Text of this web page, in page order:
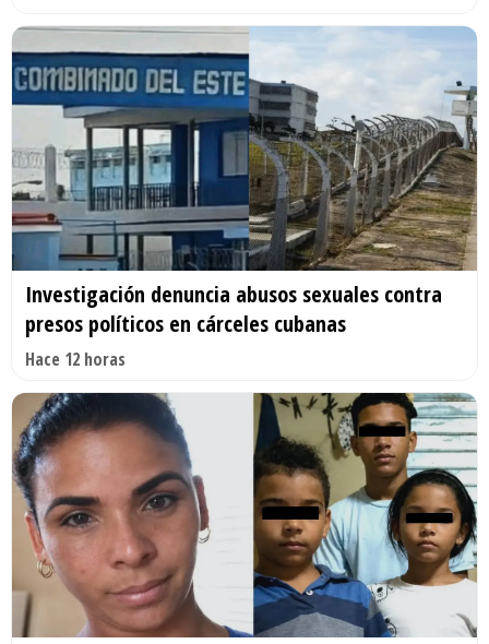
Investigación denuncia abusos sexuales contra
presos políticos en cárceles cubanas
Hace 12 horas